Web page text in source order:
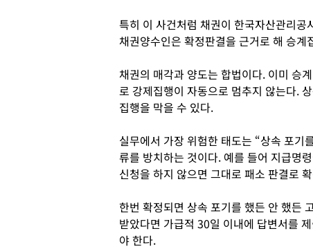
특히 이 사건처럼 채권이 한국자산관리
채권양수인은 확정판결을 근거로 해 승계
채권의 매각과 양도는 합법이다. 이미 승
로 강제집행이 자동으로 멈추지 않는다.
집행을 막을 수 있다.
실무에서 가장 위험한 태도는 “상속 포기
류를 방치하는 것이다. 예를 들어 지급명
신청을 하지 않으면 그대로 패소 판결로
한번 확정되면 상속 포기를 했든 안 했든
받았다면 가급적 30일 이내에 답변서를
야 한다.